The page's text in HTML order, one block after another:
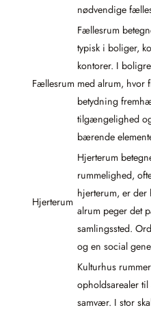
nødvendige
Fællesrum
Fællesrum
typisk i boliger,
kontorer. I
med alrum, hvor
betydning
tilgængelighed
bærende
Hjerterum
Hjerterum
rummelighed,
hjerterum, er der
alrum peger det
samlingssted.
og en social
Kulturhus
opholdsarealer
samvær. I stor